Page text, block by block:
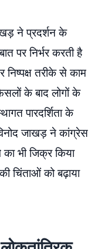
ने प्रदर्शन के
पर निर्भर करती है
तरीके से काम
के बाद लोगों के
पारदर्शिता के
जाखड़ ने कांग्रेस
का भी जिक्र किया
चिंताओं को बढ़ाया